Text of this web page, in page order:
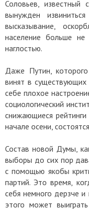
Соловьев, известный
вынужден
высказывание,
население больше
наглостью.
Даже Путин,
винят в
себе плохое
социологический
снижающиеся
начале осени,
Состав новой Думы,
выборы до сих пор
с помощью якобы
партий. Это время,
себя немного дерзче
этого может